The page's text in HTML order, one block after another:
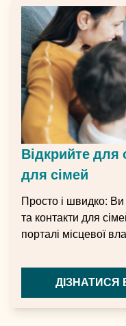
Відкрийте для
для сімей
Просто і швидко: Ви
та контакти для
порталі місцевої
ДІЗНАТИСЯ